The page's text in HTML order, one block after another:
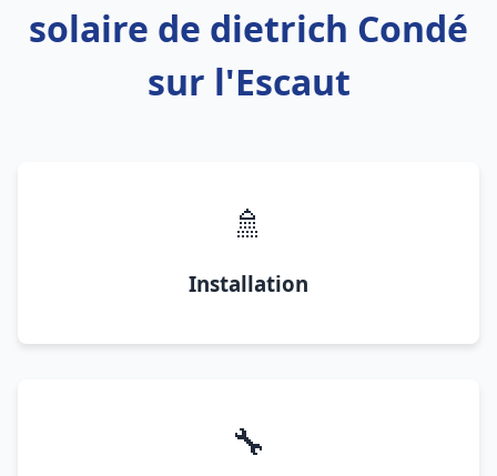
solaire de dietrich Condé
sur l'Escaut
🚿
Installation
🔧